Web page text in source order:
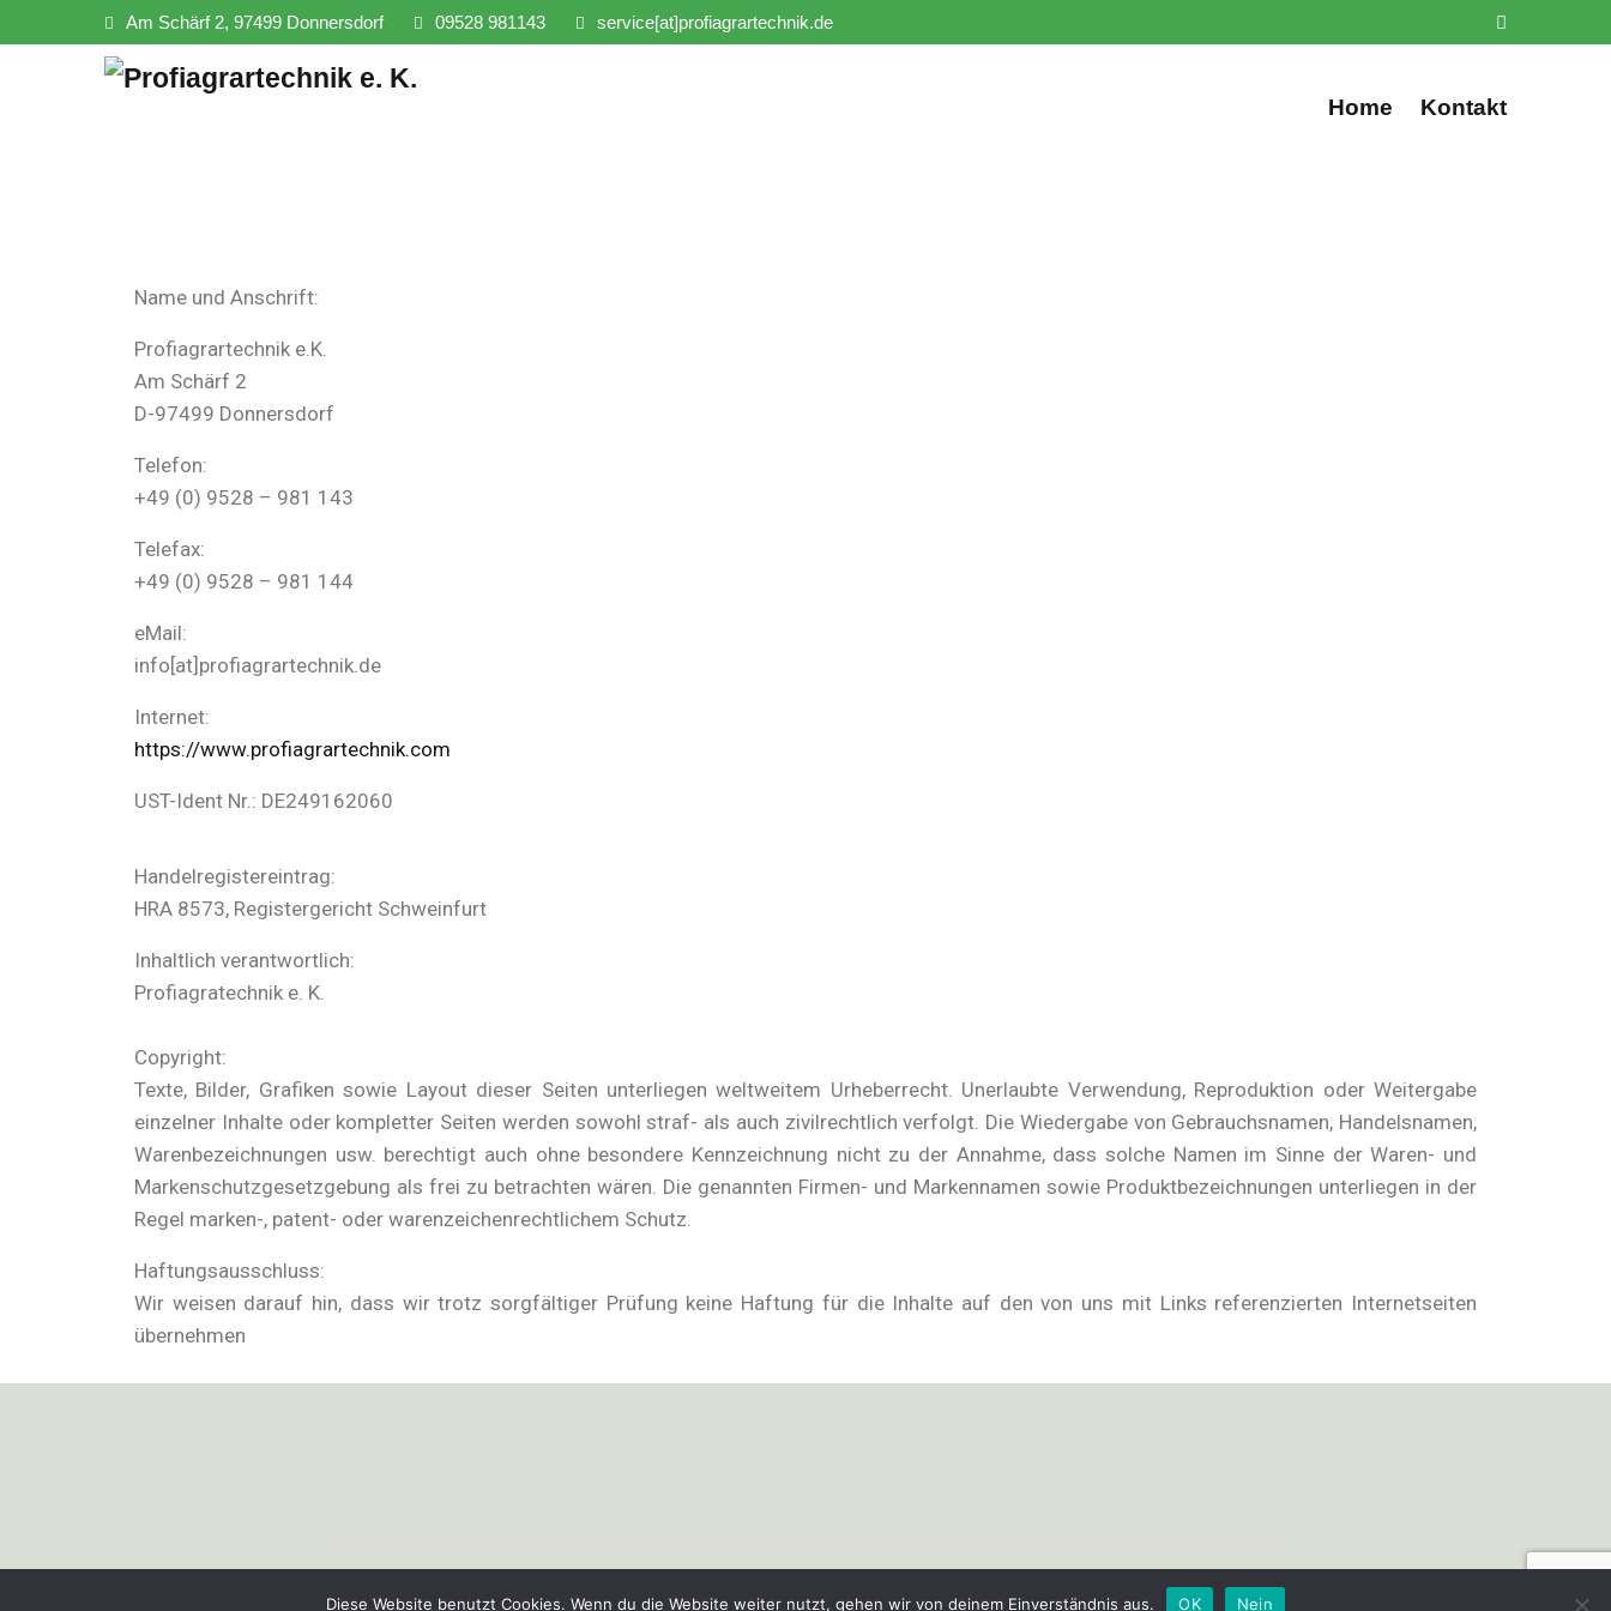
Am Schärf 2, 97499 Donnersdorf 09528 981143 service[at]profiagrartechnik.de
Home Kontakt
Name und Anschrift:
Profiagrartechnik e.K.
Am Schärf 2
D-97499 Donnersdorf
Telefon:
+49 (0) 9528 – 981 143
Telefax:
+49 (0) 9528 – 981 144
eMail:
info[at]profiagrartechnik.de
Internet:
https://www.profiagrartechnik.com
UST-Ident Nr.: DE249162060
Handelregistereintrag:
HRA 8573, Registergericht Schweinfurt
Inhaltlich verantwortlich:
Profiagratechnik e. K.
Copyright:
Texte, Bilder, Grafiken sowie Layout dieser Seiten unterliegen weltweitem Urheberrecht. Unerlaubte Verwendung, Reproduktion oder Weitergabe
einzelner Inhalte oder kompletter Seiten werden sowohl straf- als auch zivilrechtlich verfolgt. Die Wiedergabe von Gebrauchsnamen, Handelsnamen,
Warenbezeichnungen usw. berechtigt auch ohne besondere Kennzeichnung nicht zu der Annahme, dass solche Namen im Sinne der Waren- und
Markenschutzgesetzgebung als frei zu betrachten wären. Die genannten Firmen- und Markennamen sowie Produktbezeichnungen unterliegen in der
Regel marken-, patent- oder warenzeichenrechtlichem Schutz.
Haftungsausschluss:
Wir weisen darauf hin, dass wir trotz sorgfältiger Prüfung keine Haftung für die Inhalte auf den von uns mit Links referenzierten Internetseiten
übernehmen
Copyright © Profiagrartechnik e.K. AGB|Lieferbedingungen Impressum
Diese Website benutzt Cookies. Wenn du die Website weiter nutzt, gehen wir von deinem Einverständnis aus. OK Nein